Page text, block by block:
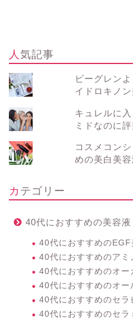
人気記事
ビーグレン
イドロキノ
キュレルに
ミドなのに
コスメコン
めの美白美容
カテゴリー
40代におすすめの美容液
40代におすすめのEGF
40代におすすめのアミ
40代におすすめのオー
40代におすすめのオー
40代におすすめのセラ
40代におすすめのセラ